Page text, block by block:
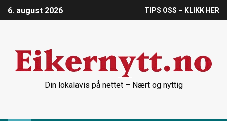
6. august 2026 TIPS OSS – KLIKK HER
Din lokalavis på nettet – Nært og nyttig